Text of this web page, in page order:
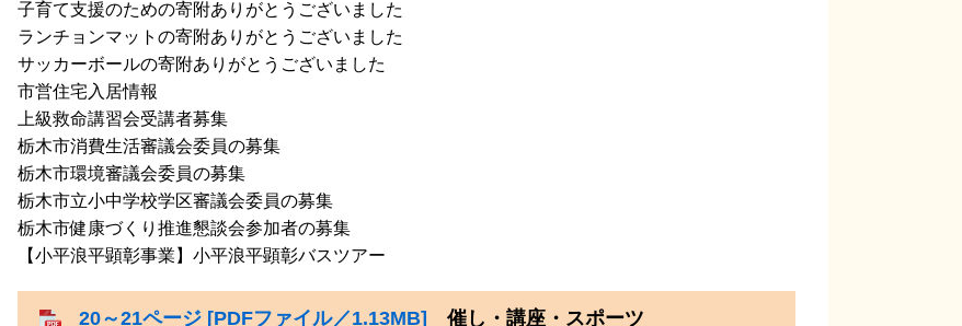
​子育て支援のための寄附ありがとうございました
​ランチョンマットの寄附ありがとうございました
​サッカーボールの寄附ありがとうございました
​市営住宅入居情報
​上級救命講習会受講者募集
​栃木市消費生活審議会委員の募集
​栃木市環境審議会委員の募集
​栃木市立小中学校学区審議会委員の募集
​栃木市健康づくり推進懇談会参加者の募集
​【小平浪平顕彰事業】小平浪平顕彰バスツアー
20～21ページ [PDFファイル／1.13MB] 催し・講座・スポーツ